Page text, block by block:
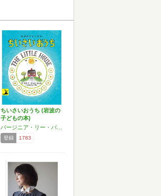
ちいさいおうち (岩波の
子どもの本)
登録 1783